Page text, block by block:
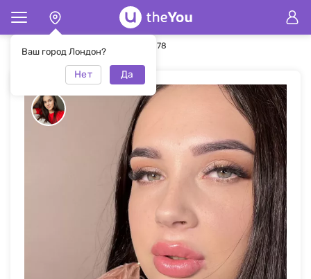
Ваш город Лондон?
Нет Да
Макияж #49078